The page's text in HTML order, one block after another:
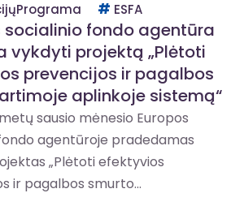
ESFA
socialinio fondo agentūra
vykdyti projektą „Plėtoti
prevencijos ir pagalbos
aplinkoje sistemą“
sausio mėnesio Europos
agentūroje pradedamas
„Plėtoti efektyvios
ir pagalbos smurto...